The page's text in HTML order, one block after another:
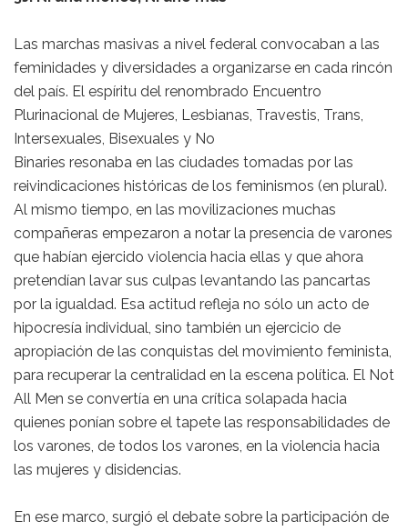
Las marchas masivas a nivel federal convocaban a las
feminidades y diversidades a organizarse en cada rincón
del país. El espíritu del renombrado Encuentro
Plurinacional de Mujeres, Lesbianas, Travestis, Trans,
Intersexuales, Bisexuales y No
Binaries resonaba en las ciudades tomadas por las
reivindicaciones históricas de los feminismos (en plural).
Al mismo tiempo, en las movilizaciones muchas
compañeras empezaron a notar la presencia de varones
que habían ejercido violencia hacia ellas y que ahora
pretendían lavar sus culpas levantando las pancartas
por la igualdad. Esa actitud refleja no sólo un acto de
hipocresía individual, sino también un ejercicio de
apropiación de las conquistas del movimiento feminista,
para recuperar la centralidad en la escena política. El Not
All Men se convertía en una crítica solapada hacia
quienes ponían sobre el tapete las responsabilidades de
los varones, de todos los varones, en la violencia hacia
las mujeres y disidencias.
En ese marco, surgió el debate sobre la participación de